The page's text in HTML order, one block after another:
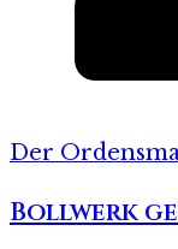
Der
Bollwerk